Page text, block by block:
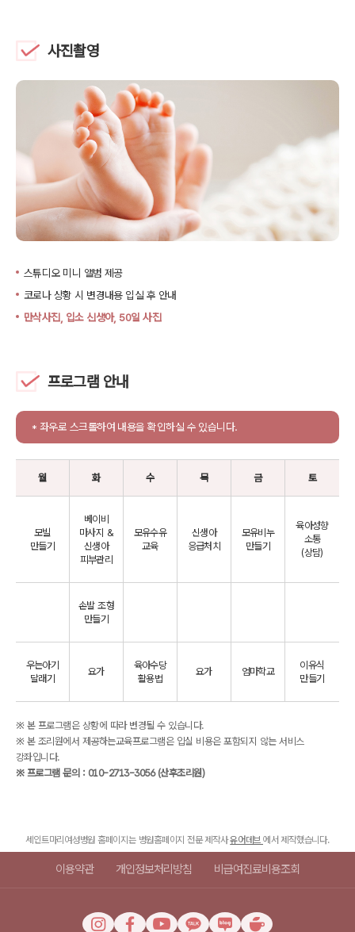
사진촬영
스튜디오 미니 앨범 제공
코로나 상황 시 변경내용 입실 후 안내
만삭사진, 입소 신생아, 50일 사진
프로그램 안내
* 좌우로 스크롤하여 내용을 확인하실 수 있습니다.
월 화 수 목 금 토
모빌
만들기
베이비
마사지 &
신생아
피부관리
모유수유
교육
신생아
응급처치
모유비누
만들기
육아성향
소통
(상담)
손발 조형
만들기
우는아기
달래기
요가
육아수당
활용법
요가 엄마학교
이유식
만들기
※ 본 프로그램은 상황에 따라 변경될 수 있습니다.
※ 본 조리원에서 제공하는교육프로그램은 입실 비용은 포함되지 않는 서비스
강좌입니다.
※ 프로그램 문의 : 010-2713-3056 (산후조리원)
세인트마리여성병원 홈페이지는 병원홈페이지 전문 제작사유어데브 에서 제작했습니다.
이용약관 개인정보처리방침 비급여진료비용조회